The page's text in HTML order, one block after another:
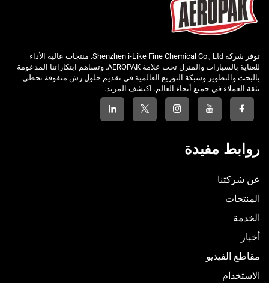
توفر شركة Shenzhen i-Like Fine Chemical Co., Ltd. منتجات عالية الأداء
للعناية بالسيارات والمنزل تحت علامة AEROPAK. وتساهم ابتكاراتنا المدعومة
بالبحث والتطوير وشبكة التوزيع العالمية في تقديم حلول رش متفوقة تحظى
بثقة العملاء في جميع أنحاء العالم. اكتشف المزيد.
روابط مفيدة
عن شركتنا
المنتجات
الخدمة
أخبار
مقاطع الفيديو
الاستخدام